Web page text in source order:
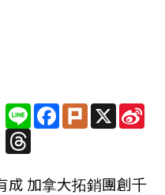
Line Facebook
PlurkX
Threads
成 加拿大拓銷團創千